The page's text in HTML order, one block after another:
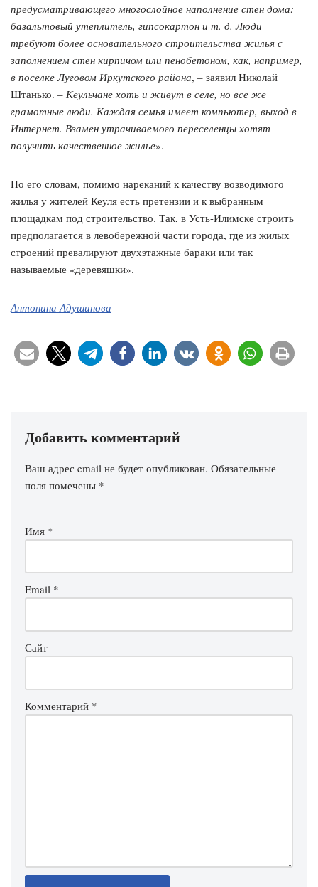
предусматривающего многослойное наполнение стен дома:
базальтовый утеплитель, гипсокартон и т. д. Люди
требуют более основательного строительства жилья с
заполнением стен кирпичом или пенобетоном, как, например,
в поселке Луговом Иркутского района, – заявил Николай
Штанько. – Кеульчане хоть и живут в селе, но все же
грамотные люди. Каждая семья имеет компьютер, выход в
Интернет. Взамен утрачиваемого переселенцы хотят
получить качественное жилье».
По его словам, помимо нареканий к качеству возводимого
жилья у жителей Кеуля есть претензии и к выбранным
площадкам под строительство. Так, в Усть-Илимске строить
предполагается в левобережной части города, где из жилых
строений превалируют двухэтажные бараки или так
называемые «деревяшки».
Антонина Адушинова
Добавить комментарий
Ваш адрес email не будет опубликован. Обязательные
поля помечены *
Имя *
Email *
Сайт
Комментарий *